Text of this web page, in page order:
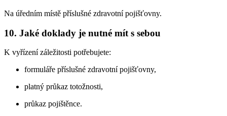
Na úředním místě příslušné zdravotní pojišťovny.
10. Jaké doklady je nutné mít s sebou
K vyřízení záležitosti potřebujete:
formuláře příslušné zdravotní pojišťovny,
platný průkaz totožnosti,
průkaz pojištěnce.